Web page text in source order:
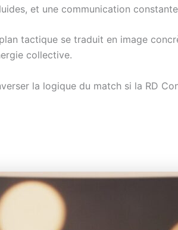
et une communication
tactique se traduit en image
collective.
la logique du match si la RD